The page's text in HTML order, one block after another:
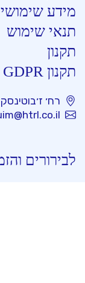
מידע שימושי
תנאי שימוש
תקנון
תקנון GDPR
רח׳ ז׳בוטינסקי 16 ת.ד 1264 ראשל״צ
לבירורים